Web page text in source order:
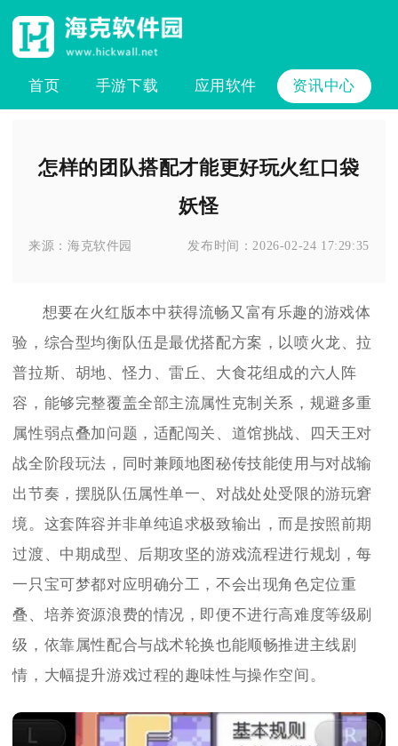
首页 手游下载 应用软件 资讯中心
怎样的团队搭配才能更好玩火红口袋
妖怪
来源：海克软件园 发布时间：2026-02-24 17:29:35
想要在火红版本中获得流畅又富有乐趣的游戏体
验，综合型均衡队伍是最优搭配方案，以喷火龙、拉
普拉斯、胡地、怪力、雷丘、大食花组成的六人阵
容，能够完整覆盖全部主流属性克制关系，规避多重
属性弱点叠加问题，适配闯关、道馆挑战、四天王对
战全阶段玩法，同时兼顾地图秘传技能使用与对战输
出节奏，摆脱队伍属性单一、对战处处受限的游玩窘
境。这套阵容并非单纯追求极致输出，而是按照前期
过渡、中期成型、后期攻坚的游戏流程进行规划，每
一只宝可梦都对应明确分工，不会出现角色定位重
叠、培养资源浪费的情况，即便不进行高难度等级刷
级，依靠属性配合与战术轮换也能顺畅推进主线剧
情，大幅提升游戏过程的趣味性与操作空间。